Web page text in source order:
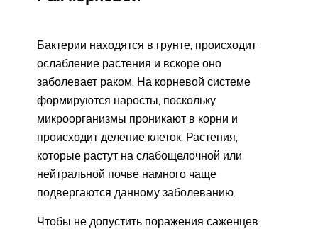
Бактерии находятся в грунте, происходит
ослабление растения и вскоре оно
заболевает раком. На корневой системе
формируются наросты, поскольку
микроорганизмы проникают в корни и
происходит деление клеток. Растения,
которые растут на слабощелочной или
нейтральной почве намного чаще
подвергаются данному заболеванию.
Чтобы не допустить поражения саженцев